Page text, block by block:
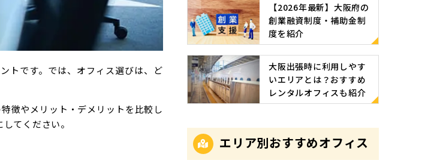
トです。では、オフィス選びは、ど
徴やメリット・デメリットを比較し
てください。
【2026年最新】大阪府の
創業融資制度・補助金制
度を紹介
大阪出張時に利用しやす
いエリアとは？おすすめ
レンタルオフィスも紹介
エリア別おすすめオフィス